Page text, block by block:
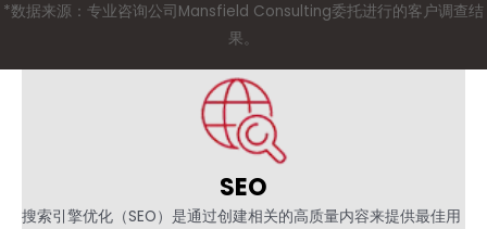
*数据来源：专业咨询公司Mansfield Consulting委托进行的客户调查结
果。
SEO
搜索引擎优化（SEO）是通过创建相关的高质量内容来提供最佳用